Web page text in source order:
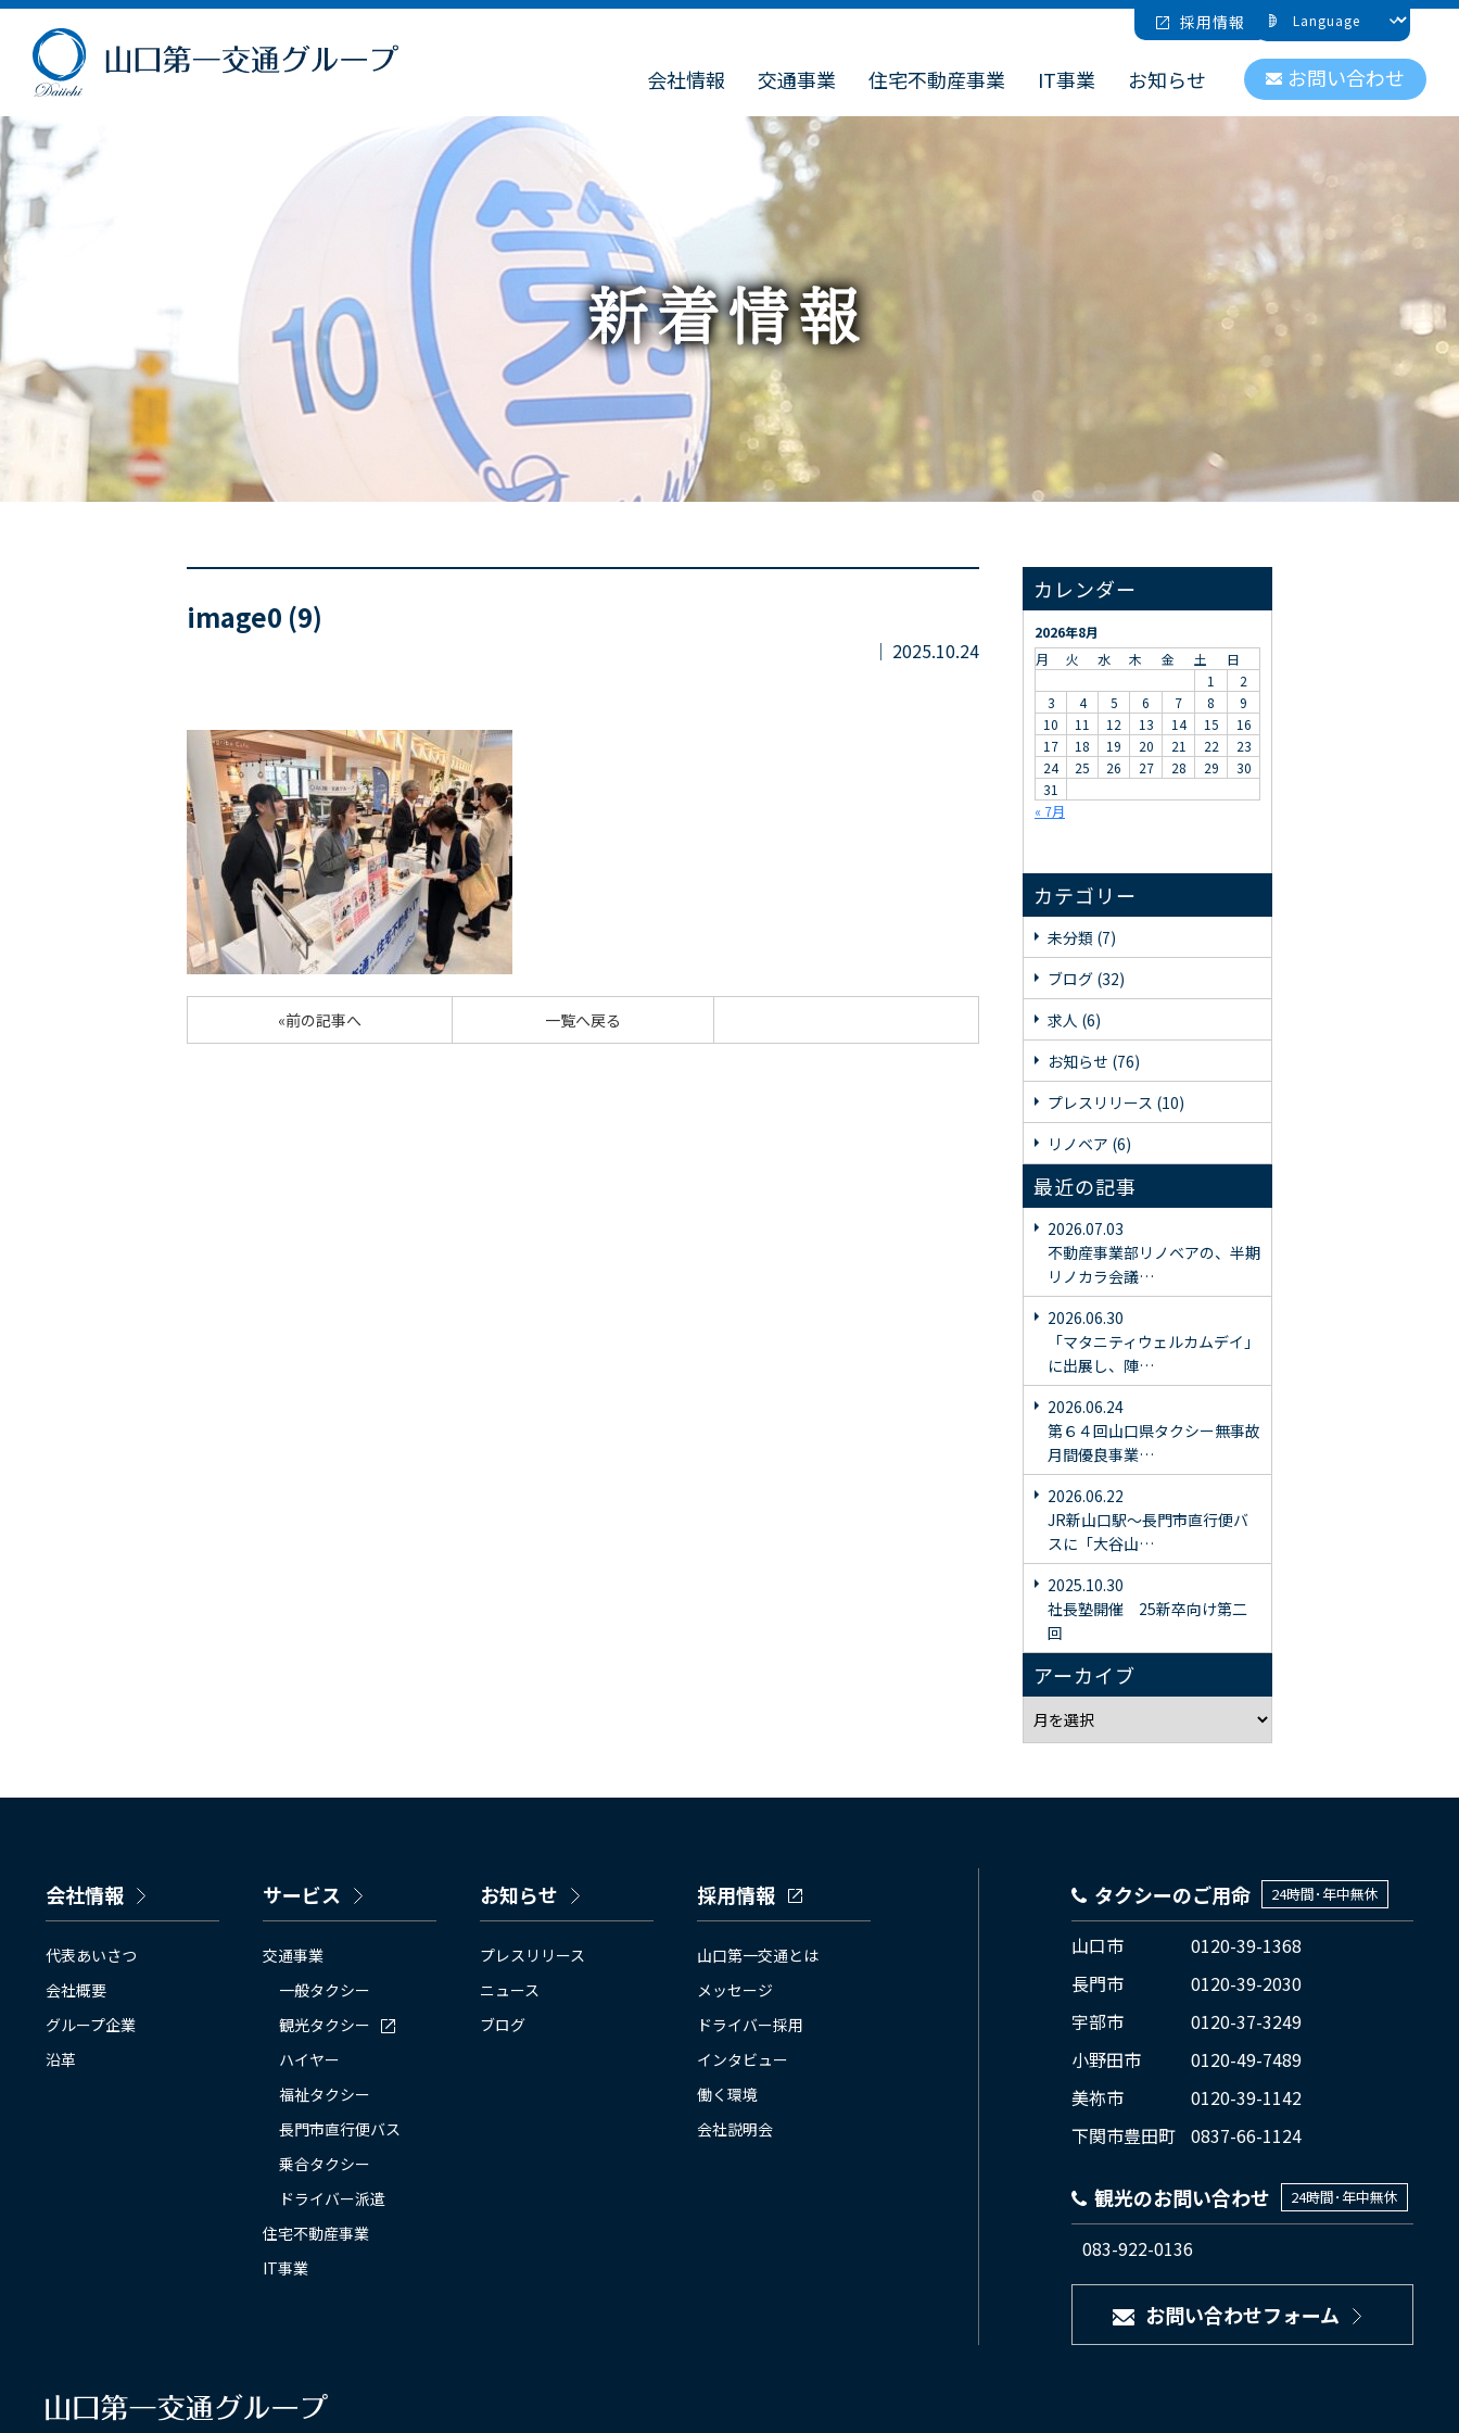
採用情報
会社情報 交通事業 住宅不動産事業 IT事業 お知らせ お問い合わせ
image0 (9)
2025.10.24
«前の記事へ 一覧へ戻る
カレンダー
2026年8月
月
火 水 木 金 土
日
1
2
3
4 5 6 7 8
9
10
11 12 13 14 15
16
17
18 19 20 21 22
23
24
25 26 27 28 29
30
31
« 7月
カテゴリー
未分類 (7)
ブログ (32)
求人 (6)
お知らせ (76)
プレスリリース (10)
リノベア (6)
最近の記事
2026.07.03
不動産事業部リノベアの、半期
リノカラ会議…
2026.06.30
「マタニティウェルカムデイ」
に出展し、陣…
2026.06.24
第６４回山口県タクシー無事故
月間優良事業…
2026.06.22
JR新山口駅〜長門市直行便バ
スに「大谷山…
2025.10.30
社長塾開催 25新卒向け第二
回
アーカイブ
会社情報
代表あいさつ
会社概要
グループ企業
沿革
サービス
交通事業
一般タクシー
観光タクシー
ハイヤー
福祉タクシー
長門市直行便バス
乗合タクシー
ドライバー派遣
住宅不動産事業
IT事業
お知らせ
プレスリリース
ニュース
ブログ
採用情報
山口第一交通とは
メッセージ
ドライバー採用
インタビュー
働く環境
会社説明会
タクシーのご用命 24時間･年中無休
山口市
0120-39-1368
長門市
0120-39-2030
宇部市
0120-37-3249
小野田市
0120-49-7489
美祢市
0120-39-1142
下関市豊田町 0837-66-1124
観光のお問い合わせ 24時間･年中無休
083-922-0136
お問い合わせフォーム